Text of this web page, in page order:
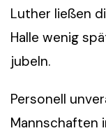
Luther ließen
Halle wenig
jubeln.
Personell
Mannschaften